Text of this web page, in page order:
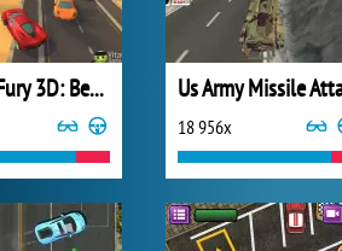
Parking Fury 3D: Beach City
18 956x